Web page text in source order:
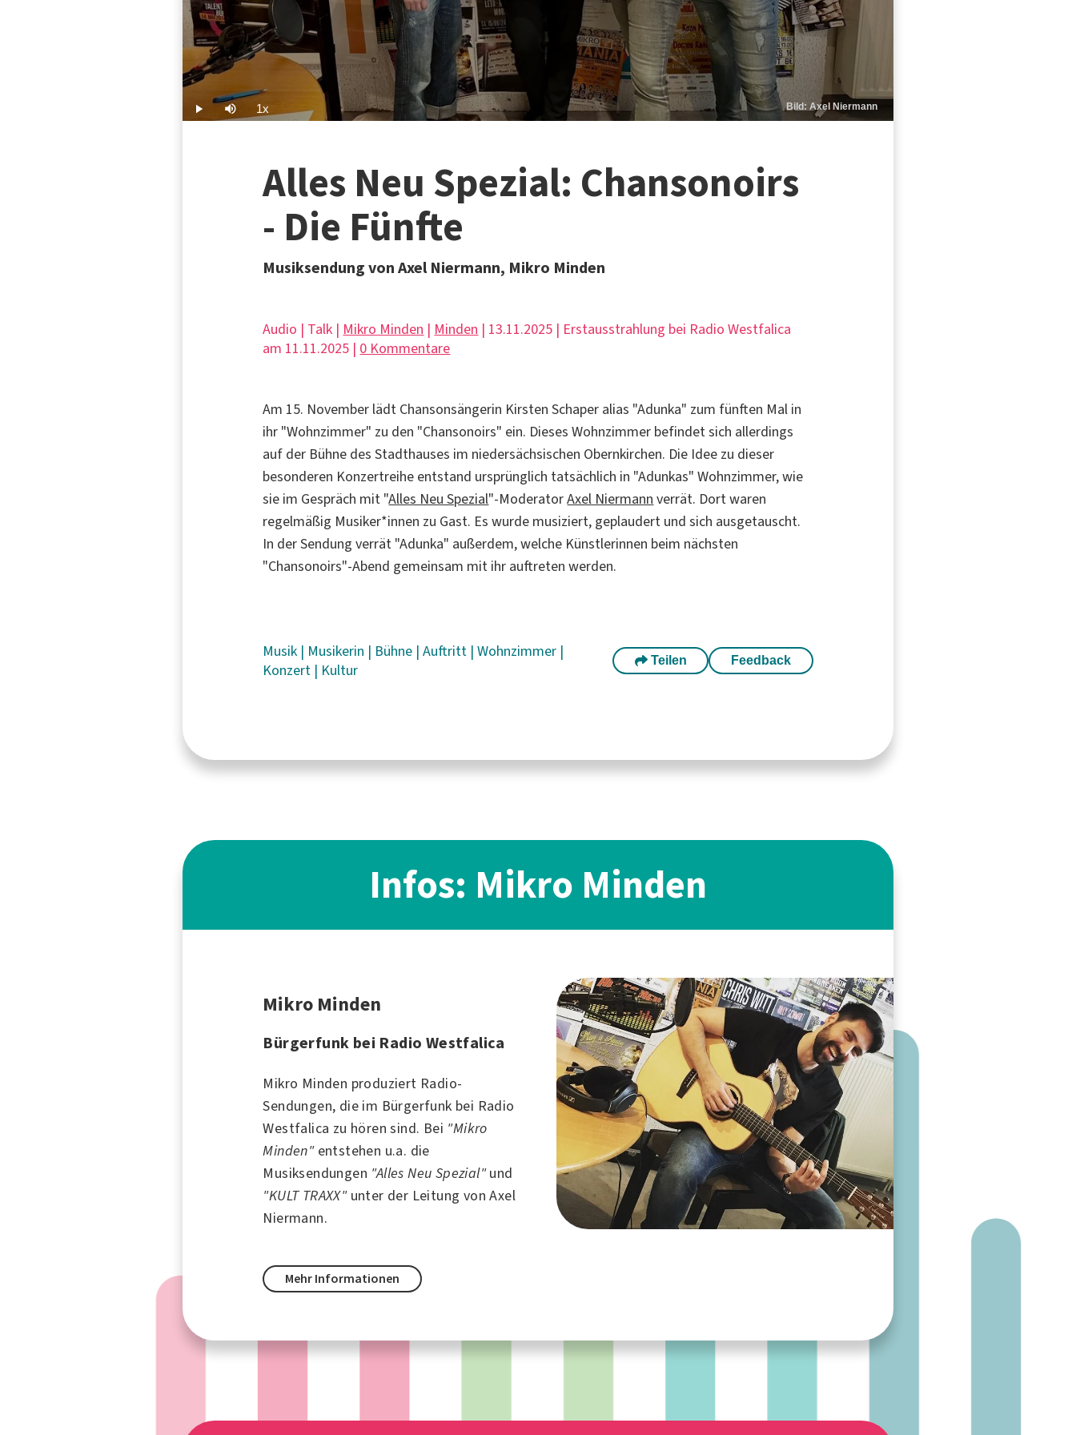
Play Mute 1xPlayback
Rate
Bild: Axel Niermann
Alles Neu Spezial: Chansonoirs
- Die Fünfte
Musiksendung von Axel Niermann, Mikro Minden
Audio | Talk | Mikro Minden | Minden | 13.11.2025 | Erstausstrahlung bei Radio Westfalica
am 11.11.2025 | 0 Kommentare
Am 15. November lädt Chansonsängerin Kirsten Schaper alias "Adunka" zum fünften Mal in
ihr "Wohnzimmer" zu den "Chansonoirs" ein. Dieses Wohnzimmer befindet sich allerdings
auf der Bühne des Stadthauses im niedersächsischen Obernkirchen. Die Idee zu dieser
besonderen Konzertreihe entstand ursprünglich tatsächlich in "Adunkas" Wohnzimmer, wie
sie im Gespräch mit "Alles Neu Spezial"-ModeratorAxel Niermann verrät. Dort waren
regelmäßig Musiker*innen zu Gast. Es wurde musiziert, geplaudert und sich ausgetauscht.
In der Sendung verrät "Adunka" außerdem, welche Künstlerinnen beim nächsten
"Chansonoirs"-Abend gemeinsam mit ihr auftreten werden.
Musik | Musikerin | Bühne |Auftritt |Wohnzimmer |
Konzert | Kultur
Teilen Feedback
Infos: Mikro Minden
Mikro Minden
Bürgerfunk bei Radio Westfalica
Mikro Minden produziert Radio-
Sendungen, die im Bürgerfunk bei Radio
Westfalica zu hören sind. Bei "Mikro
Minden"entstehen u.a. die
Musiksendungen "Alles Neu Spezial"und
"KULT TRAXX"unter der Leitung von Axel
Niermann.
Mehr Informationen